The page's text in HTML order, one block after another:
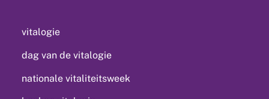
vitalogie
dag van de vitalogie
nationale vitaliteitsweek